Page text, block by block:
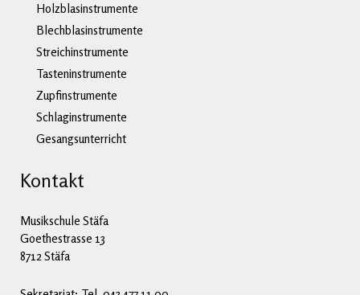
Holzblasinstrumente
Blechblasinstrumente
Streichinstrumente
Tasteninstrumente
Zupfinstrumente
Schlaginstrumente
Gesangsunterricht
Kontakt
Musikschule Stäfa
Goethestrasse 13
8712 Stäfa